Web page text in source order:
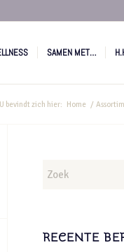
SAMEN MET…
U bevindt zich hier: Home /
RECENTE